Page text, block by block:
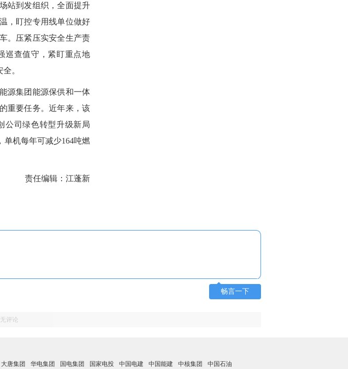
站到发组织，全面提升
，盯控专用线单位做好
。压紧压实安全生产责
巡查值守，紧盯重点地
。
源集团能源保供和一体
重要任务。近年来，该
公司绿色转型升级新局
单机每年可减少164吨燃
责任编辑：江蓬新
畅言一下
评论
大唐集团 华电集团 国电集团 国家电投 中国电建 中国能建 中核集团 中国石油